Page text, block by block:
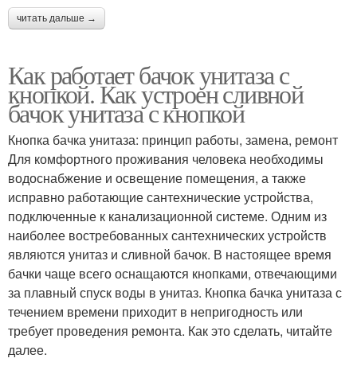
читать дальше →
Как работает бачок унитаза с
кнопкой. Как устроен сливной
бачок унитаза с кнопкой
Кнопка бачка унитаза: принцип работы, замена, ремонт
Для комфортного проживания человека необходимы
водоснабжение и освещение помещения, а также
исправно работающие сантехнические устройства,
подключенные к канализационной системе. Одним из
наиболее востребованных сантехнических устройств
являются унитаз и сливной бачок. В настоящее время
бачки чаще всего оснащаются кнопками, отвечающими
за плавный спуск воды в унитаз. Кнопка бачка унитаза с
течением времени приходит в непригодность или
требует проведения ремонта. Как это сделать, читайте
далее.